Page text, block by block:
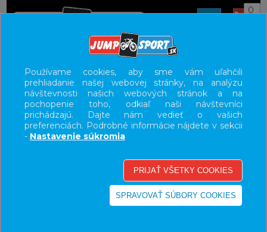
0
UŽÍVATEĽSKÝ PANEL
KATEGÓRIE
HLAVNÉ MENU
Používame cookies, aby sme vám uľahčili
prehliadanie našej webovej stránky, na analýzu
návštevnosti našich webových stránok a na
pochopenie toho, odkiaľ naši návštevníci
prichádzajú. Dajte nám vedieť o vašich
preferenciách. Podrobné informácie nájdete v sekcii
- Nastavenie súkromia